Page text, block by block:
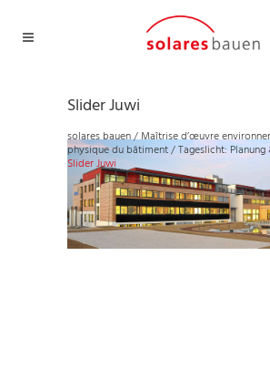
Slider Juwi
solares bauen/Maîtrise d’œuvre
physique du bâtiment/Tageslicht: Planung
Slider Juwi